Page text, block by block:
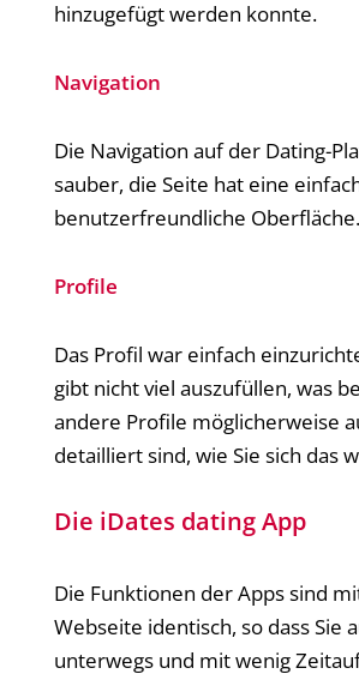
hinzugefügt werden konnte.
Navigation
Die Navigation auf der Dating-
sauber, die Seite hat eine
benutzerfreundliche Oberfläche.
Profile
Das Profil war einfach
gibt nicht viel auszufüllen, was
andere Profile möglicherweise
detailliert sind, wie Sie sich das
Die iDates dating App
Die Funktionen der Apps sind
Webseite identisch, so dass Sie
unterwegs und mit wenig